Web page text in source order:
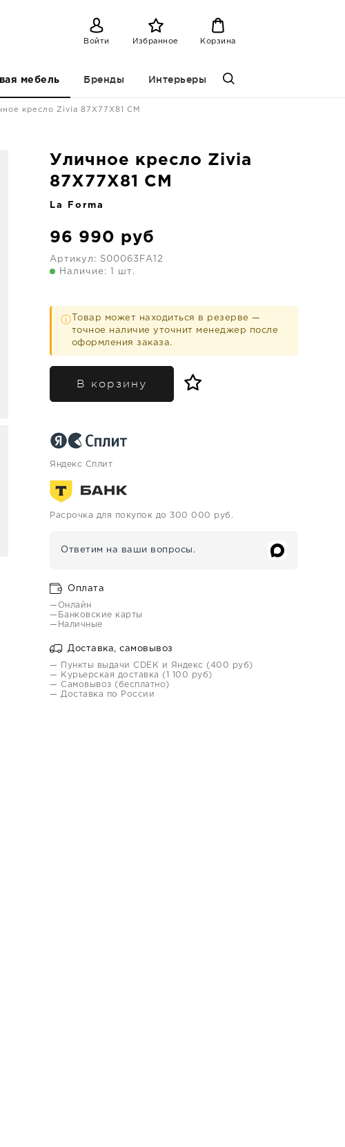
Войти Избранное Корзина
мебель Бренды Интерьеры
кресло Zivia 87X77X81 CM
Уличное кресло Zivia
87X77X81 CM
La Forma
96 990 руб
Артикул: S00063FA12
Наличие: 1 шт.
ⓘ Товар может находиться в резерве —
точное наличие уточнит менеджер после
оформления заказа.
В корзину
Яндекс Сплит
Расрочка для покупок до 300 000 руб.
Ответим на ваши вопросы.
Оплата
—Онлайн
—Банковские карты
—Наличные
Доставка, самовывоз
— Пункты выдачи CDEK и Яндекс (400 руб)
— Курьерская доставка (1 100 руб)
— Самовывоз (бесплатно)
— Доставка по России